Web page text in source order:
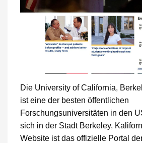
Die University of California,
ist eine der besten öffentlichen
Forschungsuniversitäten in den
sich in der Stadt Berkeley,
Website ist das offizielle Portal